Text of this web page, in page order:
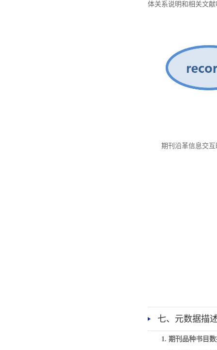
体关系说明和相关文
期刊沿革信息交
七、元数据描
1. 期刊品种书目